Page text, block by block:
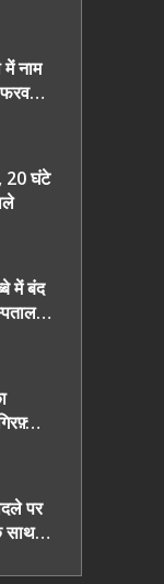
में नाम
20 घंटे
में बंद
में
पर
साथ